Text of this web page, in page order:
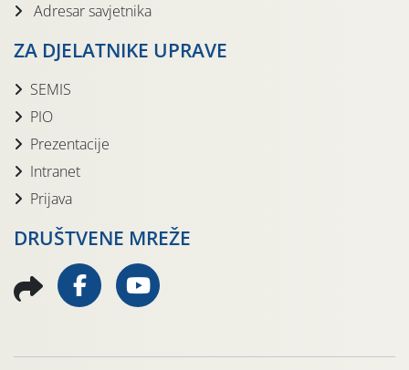
Adresar savjetnika
ZA DJELATNIKE UPRAVE
SEMIS
PIO
Prezentacije
Intranet
Prijava
DRUŠTVENE MREŽE